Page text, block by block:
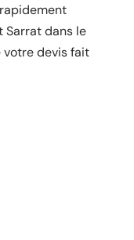
Sarrat dans le
votre devis fait